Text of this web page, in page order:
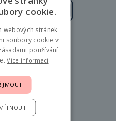
údajů
hod.
cookie.
webových stránek
soubory cookie v
používání
Více informací